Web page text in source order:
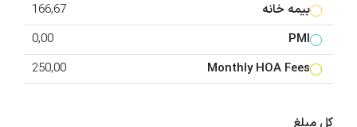
بیمه خانه
166,67
PMI
0,00
Monthly HOA Fees
250,00